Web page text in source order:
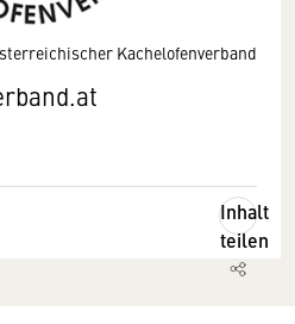
Kachelofenverband
Inhalt
teilen